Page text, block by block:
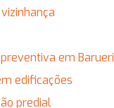
preventiva em Barueri
edificações
predial